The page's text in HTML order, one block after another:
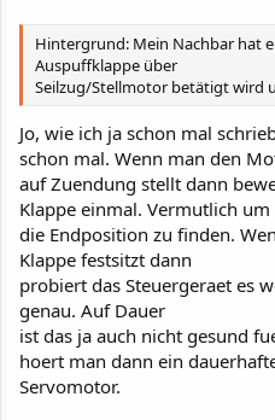
Hintergrund: Mein Nachbar hat
Auspuffklappe über
Seilzug/Stellmotor betätigt wird
Jo, wie ich ja schon mal
schon mal. Wenn man den
auf Zuendung stellt dann
Klappe einmal. Vermutlich um
die Endposition zu finden.
Klappe festsitzt dann
probiert das Steuergeraet es
genau. Auf Dauer
ist das ja auch nicht gesund
hoert man dann ein
Servomotor.